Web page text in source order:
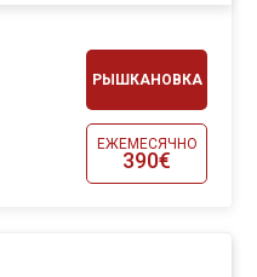
РЫШКАНОВКА
ЕЖЕМЕСЯЧНО
390€